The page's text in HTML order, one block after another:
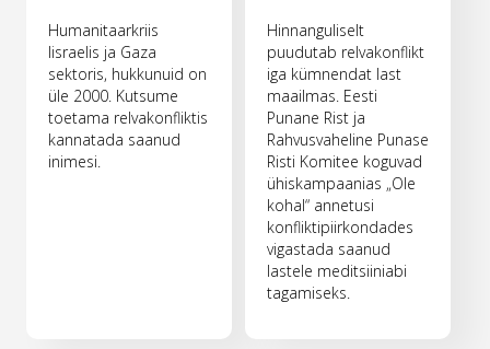
Humanitaarkriis
Iisraelis ja Gaza
sektoris, hukkunuid on
üle 2000. Kutsume
toetama relvakonfliktis
kannatada saanud
inimesi.
Hinnanguliselt
puudutab relvakonflikt
iga kümnendat last
maailmas. Eesti
Punane Rist ja
Rahvusvaheline Punase
Risti Komitee koguvad
ühiskampaanias „Ole
kohal“ annetusi
konfliktipiirkondades
vigastada saanud
lastele meditsiiniabi
tagamiseks.